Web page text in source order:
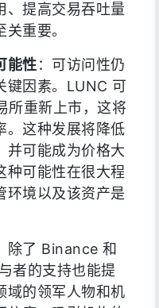
、提高交易吞吐量
重要。
能性：可访问性仍
键因素。LUNC 可
所重新上市，这将
。这种发展将降低
并可能成为价格大
种可能性在很大程
环境以及该资产是
除了 Binance 和
者的支持也能提
域的领军人物和机